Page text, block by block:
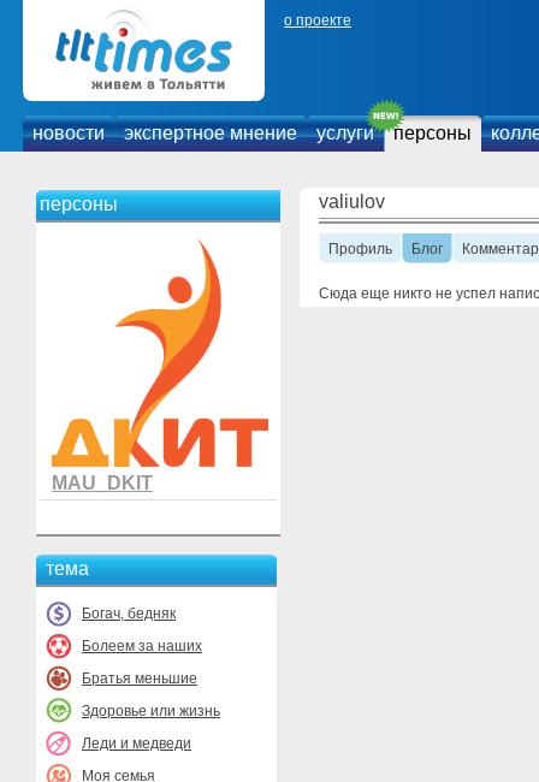
о проекте
новости экспертное мнение услуги персоны
персоны
MAU_DKIT
тема
Богач, бедняк
Болеем за наших
Братья меньшие
Здоровье или жизнь
Леди и медведи
Моя семья
valiulov
Профиль Блог
Сюда еще никто не успел